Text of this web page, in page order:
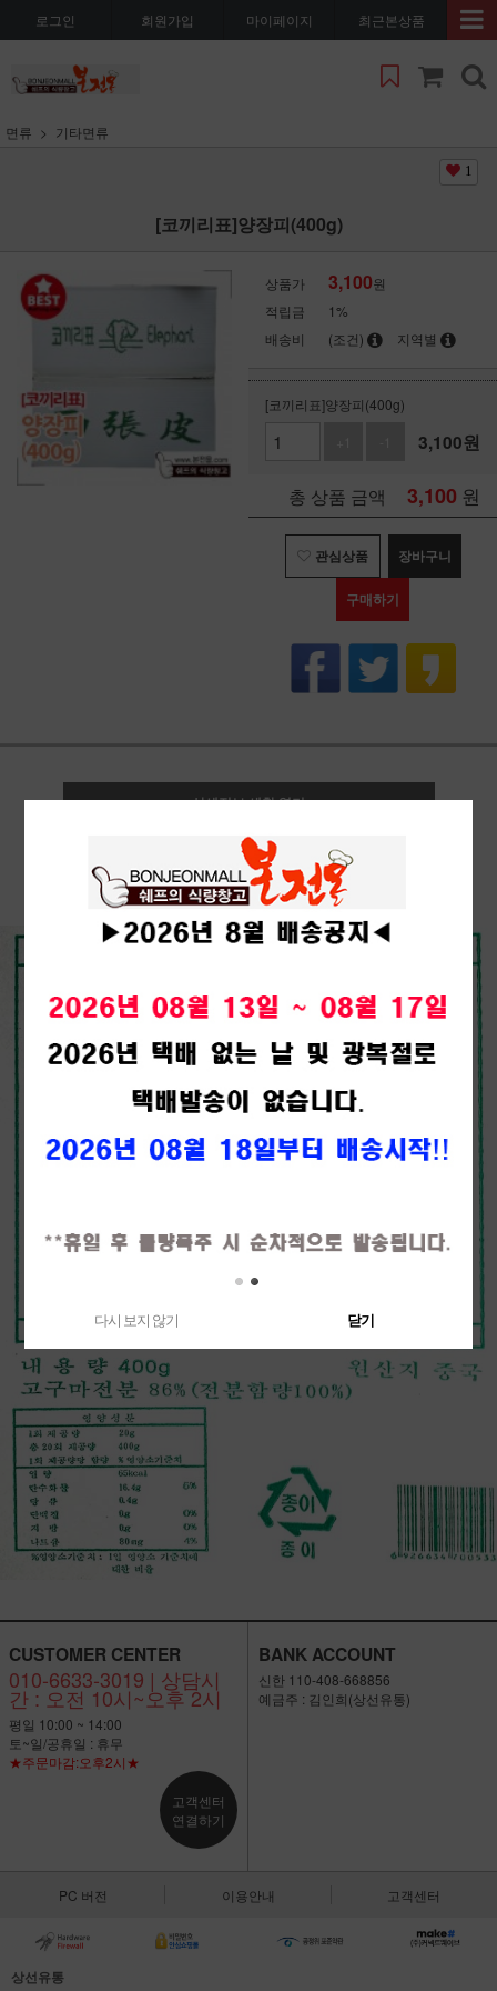
로그인 회원가입 마이페이지 최근본상품
면류 기타면류
1
[코끼리표]양장피(400g)
상품가 3,100원
적립금
1%
배송비
(조건) 지역별
[코끼리표]양장피(400g)
3,100원
총 상품 금액 3,100 원
관심상품 장바구니
구매하기
상세정보 새창 열기
상세 정보를 확대해 보실 수 있습니다.
CUSTOMER CENTER
010-6633-3019 | 상담시
간 : 오전 10시~오후 2시
평일 10:00 ~ 14:00
토~일/공휴일 : 휴무
★주문마감:오후2시★
고객센터
연결하기
BANK ACCOUNT
신한 110-408-668856
예금주 : 김인희(상선유통)
PC 버전 이용안내 고객센터
상선유통
다시 보지 않기 닫기